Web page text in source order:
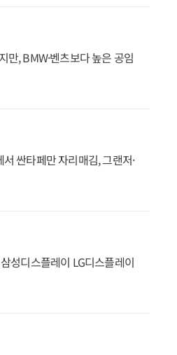
만, BMW·벤츠보다 높은 공임
싼타페만 자리매김, 그랜저·
성디스플레이 LG디스플레이